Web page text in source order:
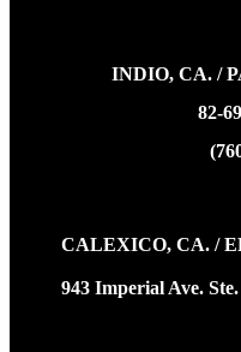
INDIO, CA. /
82-
CALEXICO, CA. /
943 Imperial Ave.